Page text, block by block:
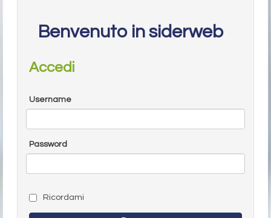
Benvenuto in siderweb
Accedi
Username
Password
Ricordami